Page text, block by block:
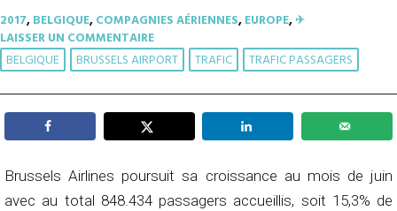
2017,BELGIQUE,COMPAGNIES AÉRIENNES,EUROPE,✈︎
LAISSER UN COMMENTAIRE
BELGIQUE BRUSSELS AIRPORT TRAFIC TRAFIC PASSAGERS
Brussels Airlines poursuit sa croissance au mois de juin
avec au total 848.434 passagers accueillis, soit 15,3% de